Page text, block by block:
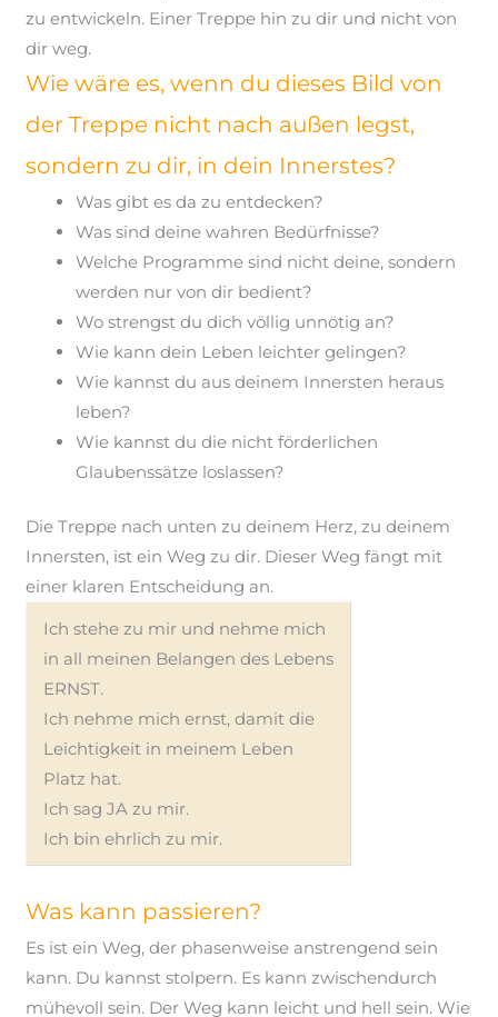
zu entwickeln. Einer Treppe hin zu dir und nicht von
dir weg.
Wie wäre es, wenn du dieses Bild von
der Treppe nicht nach außen legst,
sondern zu dir, in dein Innerstes?
Was gibt es da zu entdecken?
Was sind deine wahren Bedürfnisse?
Welche Programme sind nicht deine, sondern
werden nur von dir bedient?
Wo strengst du dich völlig unnötig an?
Wie kann dein Leben leichter gelingen?
Wie kannst du aus deinem Innersten heraus
leben?
Wie kannst du die nicht förderlichen
Glaubenssätze loslassen?
Die Treppe nach unten zu deinem Herz, zu deinem
Innersten, ist ein Weg zu dir. Dieser Weg fängt mit
einer klaren Entscheidung an.
Ich stehe zu mir und nehme mich
in all meinen Belangen des Lebens
ERNST.
Ich nehme mich ernst, damit die
Leichtigkeit in meinem Leben
Platz hat.
Ich sag JA zu mir.
Ich bin ehrlich zu mir.
Was kann passieren?
Es ist ein Weg, der phasenweise anstrengend sein
kann. Du kannst stolpern. Es kann zwischendurch
mühevoll sein. Der Weg kann leicht und hell sein. Wie